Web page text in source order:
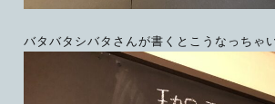
バタバタシバタさんが書くとこうなっちゃ